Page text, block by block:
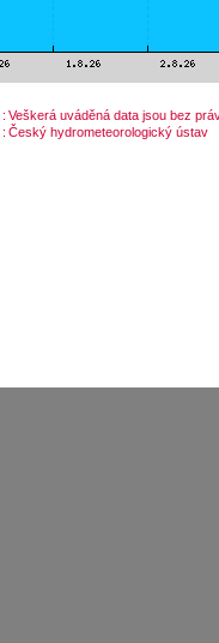
: Veškerá uváděná data jsou bez
: Český hydrometeorologický ústav